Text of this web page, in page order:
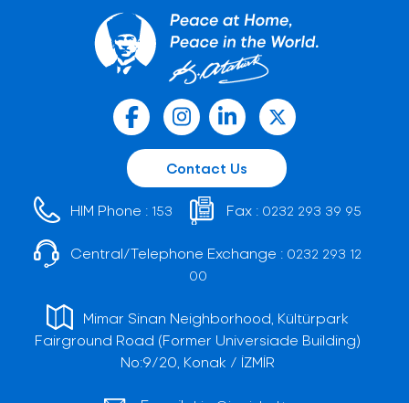
Contact Us
HIM Phone : 153 Fax : 0232 293 39 95
Central/Telephone Exchange : 0232 293 12
00
Mimar Sinan Neighborhood, Kültürpark
Fairground Road (Former Universiade Building)
No:9/20, Konak / İZMİR